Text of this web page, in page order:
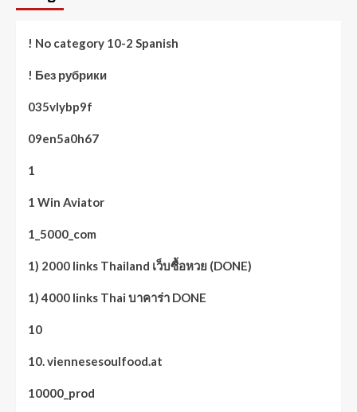
! No category 10-2 Spanish
! Без рубрики
035vlybp9f
09en5a0h67
1
1 Win Aviator
1_5000_com
1) 2000 links Thailand เว็บซื้อหวย (DONE)
1) 4000 links Thai บาคาร่า DONE
10
10. viennesesoulfood.at
10000_prod